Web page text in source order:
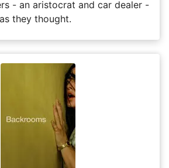
- an aristocrat and car dealer -
they thought.